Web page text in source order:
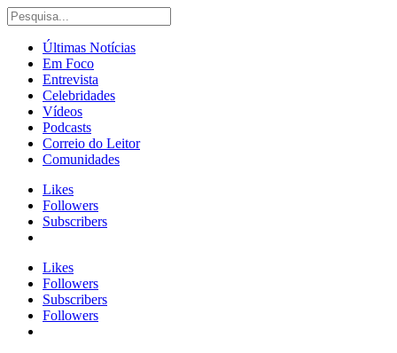
Últimas Notícias
Em Foco
Entrevista
Celebridades
Vídeos
Podcasts
Correio do Leitor
Comunidades
Likes
Followers
Subscribers
Likes
Followers
Subscribers
Followers